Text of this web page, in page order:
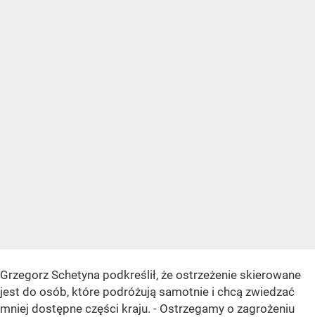
Grzegorz Schetyna podkreślił, że ostrzeżenie skierowane
jest do osób, które podróżują samotnie i chcą zwiedzać
mniej dostępne części kraju. - Ostrzegamy o zagrożeniu